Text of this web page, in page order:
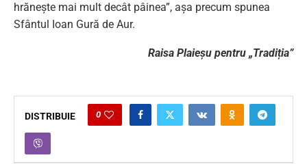
hrănește mai mult decât pâinea”, așa precum spunea
Sfântul Ioan Gură de Aur.
Raisa Plaieșu pentru „Tradiția”
DISTRIBUIE 0